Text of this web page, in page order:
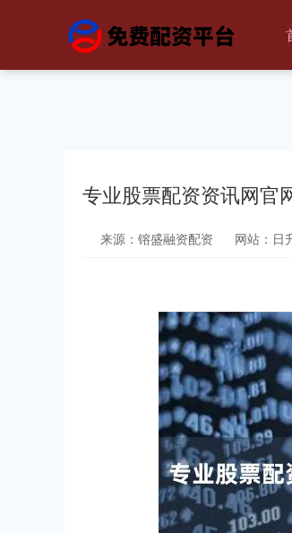
专业股票配资资讯网官
来源：镕盛融资配资 网站：日